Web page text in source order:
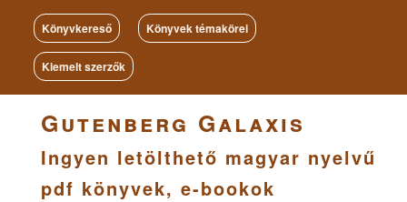
Könyvkereső Könyvek témakörei
Kiemelt szerzők
Gutenberg Galaxis
Ingyen letölthető magyar nyelvű
pdf könyvek, e-bookok